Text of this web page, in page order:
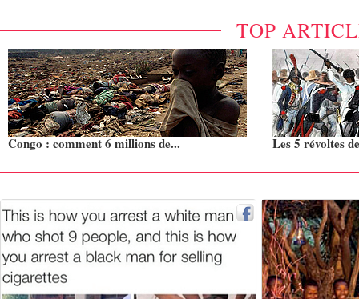
TOP
Congo : comment 6 millions de... Les 5 révoltes